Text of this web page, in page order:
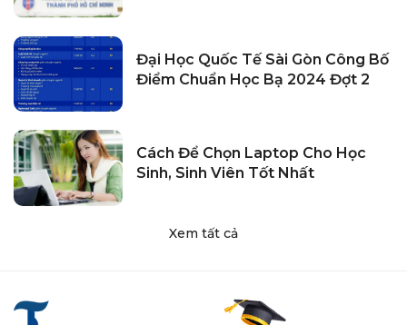
Đại Học Quốc Tế Sài Gòn Công Bố
Điểm Chuẩn Học Bạ 2024 Đợt 2
Cách Để Chọn Laptop Cho Học
Sinh, Sinh Viên Tốt Nhất
Xem tất cả